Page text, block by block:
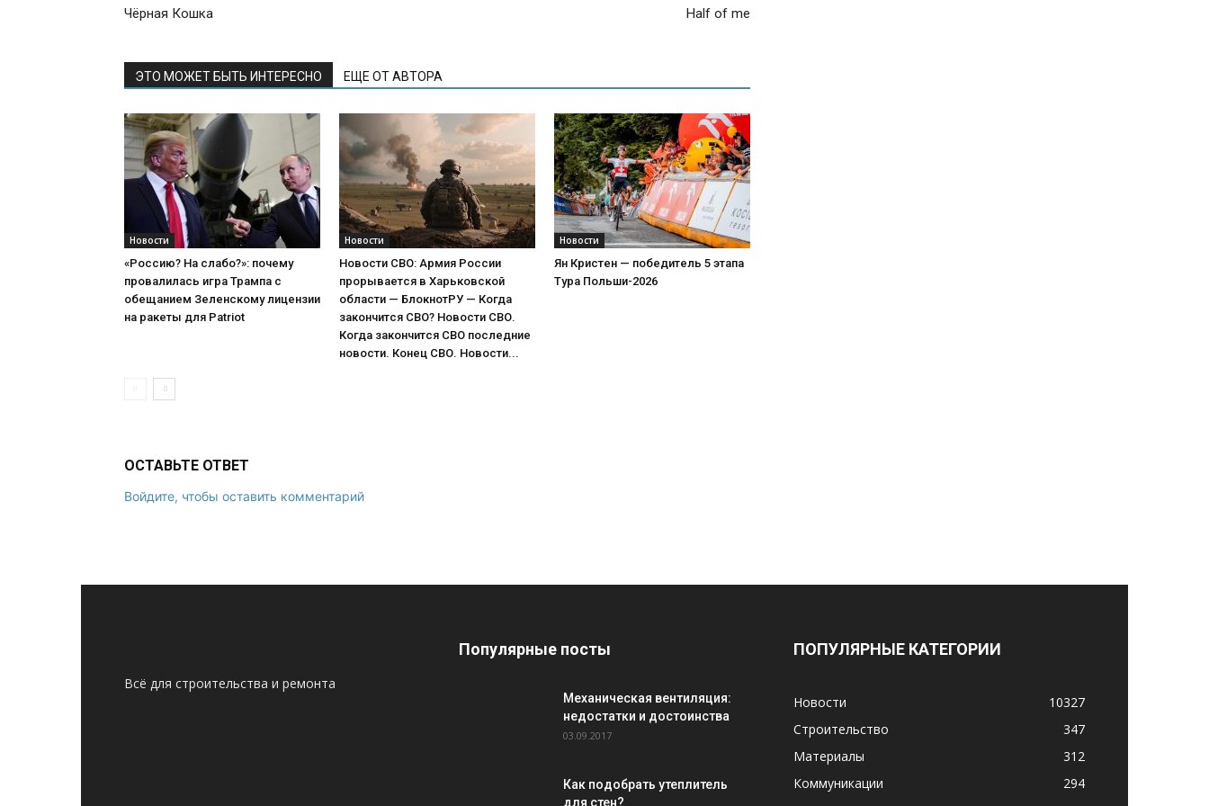
Чёрная Кошка Half of me
ЭТО МОЖЕТ БЫТЬ ИНТЕРЕСНО ЕЩЕ ОТ АВТОРА
Новости
«Россию? На слабо?»: почему
провалилась игра Трампа с
обещанием Зеленскому лицензии
на ракеты для Patriot
Новости
Новости СВО: Армия России
прорывается в Харьковской
области — БлокнотРУ — Когда
закончится СВО? Новости СВО.
Когда закончится СВО последние
новости. Конец СВО. Новости...
Новости
Ян Кристен — победитель 5 этапа
Тура Польши-2026
ОСТАВЬТЕ ОТВЕТ
Войдите, чтобы оставить комментарий
Всё для строительства и ремонта
Популярные посты
Механическая вентиляция:
недостатки и достоинства
03.09.2017
Как подобрать утеплитель
для стен?
ПОПУЛЯРНЫЕ КАТЕГОРИИ
Новости
10327
Строительство
347
Материалы
312
Коммуникации
294